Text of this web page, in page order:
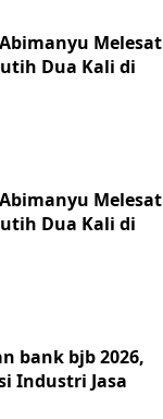
Melesat
Dua Kali di
Melesat
Dua Kali di
bank bjb 2026,
Industri Jasa